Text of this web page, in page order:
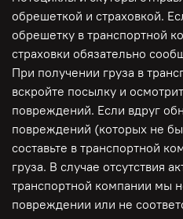
Видео работы https://
обрешеткой и страховкой.
обрешетку в транспортной
страховки обязательно
При получении груза в
вскройте посылку и
повреждений. Если вдруг
повреждений (которых не
составьте в транспортной
груза. В случае отсутствия
транспортной компании мы
повреждении или не